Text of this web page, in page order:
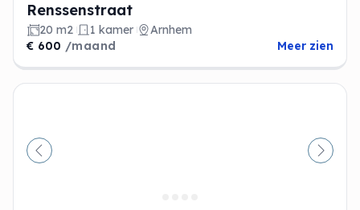
Renssenstraat
20 m2 1 kamer
Arnhem
€ 600 /maand Meer zien
Vorige